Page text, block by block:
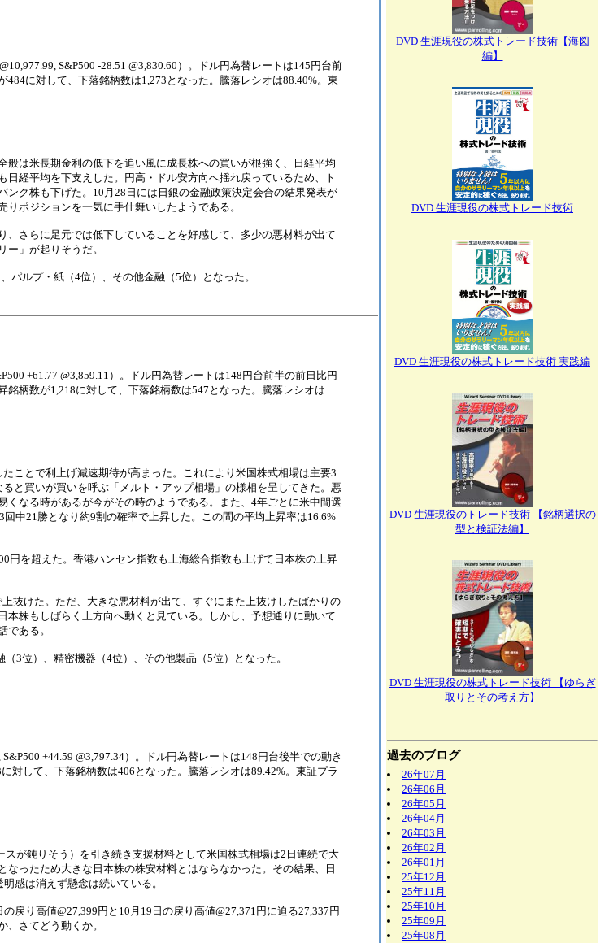
S&P500 -28.51 @3,830.60）。ドル円為替レートは145円台前
に対して、下落銘柄数は1,273となった。騰落レシオは88.40%。東
は米長期金利の低下を追い風に成長株への買いが根強く、日経平均
経平均を下支えした。円高・ドル安方向へ揺れ戻っているため、ト
ク株も下げた。10月28日には日銀の金融政策決定会合の結果発表が
ポジションを一気に手仕舞いしたようである。
さらに足元では低下していることを好感して、多少の悪材料が出て
」が起りそうだ。
パルプ・紙（4位）、その他金融（5位）となった。
+61.77 @3,859.11）。ドル円為替レートは148円台前半の前日比円
柄数が1,218に対して、下落銘柄数は547となった。騰落レシオは
ことで利上げ減速期待が高まった。これにより米国株式相場は主要3
と買いが買いを呼ぶ「メルト・アップ相場」の様相を呈してきた。悪
なる時があるが今がその時のようである。また、4年ごとに米中間選
中21勝となり約9割の確率で上昇した。この間の平均上昇率は16.6%
円を超えた。香港ハンセン指数も上海総合指数も上げて日本株の上昇
抜けた。ただ、大きな悪材料が出て、すぐにまた上抜けしたばかりの
株もしばらく上方向へ動くと見ている。しかし、予想通りに動いて
である。
3位）、精密機器（4位）、その他製品（5位）となった。
+44.59 @3,797.34）。ドル円為替レートは148円台後半での動き
対して、下落銘柄数は406となった。騰落レシオは89.42%。東証プラ
が鈍りそう）を引き続き支援材料として米国株式相場は2日連続で大
ったため大きな日本株の株安材料とはならなかった。その結果、日
感は消えず懸念は続いている。
戻り高値@27,399円と10月19日の戻り高値@27,371円に迫る27,337円
さてどう動くか。
DVD 生涯現役の株式トレード技術【海図
編】
DVD 生涯現役の株式トレード技術
DVD 生涯現役の株式トレード技術 実践編
DVD 生涯現役のトレード技術 【銘柄選択の
型と検証法編】
DVD 生涯現役の株式トレード技術 【ゆらぎ
取りとその考え方】
過去のブログ
26年07月
26年06月
26年05月
26年04月
26年03月
26年02月
26年01月
25年12月
25年11月
25年10月
25年09月
25年08月